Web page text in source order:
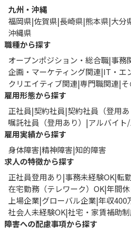
九州・沖縄
福岡県 佐賀県 長崎県 熊本県 大分
沖縄県
職種から探す
オープンポジション・総合職 事務
企画・マーケティング関連 IT・エ
クリエイティブ関連 専門職関連
雇用形態から探す
正社員 契約社員 契約社員（登用あ
嘱託社員（登用あり）
アルバイト
雇用実績から探す
身体障害 精神障害 知的障害
求人の特徴から探す
正社員登用あり 事務未経験OK 転
在宅勤務（テレワーク）OK 年間
上場企業 グローバル企業 年収400
社会人未経験OK 社宅・家賃補助
障害への配慮事項から探す